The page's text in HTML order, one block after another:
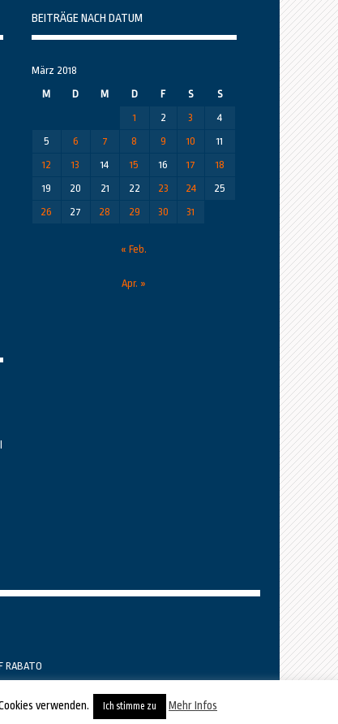
BEITRÄGE NACH DATUM
März 2018
M
D M D F S
S
1
2 3
4
5
6 7 8 9 10
11
12
13 14 15 16 17
18
19
20 21 22 23 24
25
26
27 28 29 30 31
« Feb.
Apr. »
RABATO
verwenden. Ich stimme zu Mehr Infos